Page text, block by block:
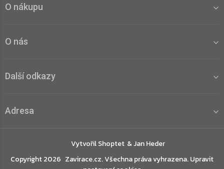
O nákupu
O nás
Další odkazy
Adresa
Vytvořil Shoptet
Copyright 2026 Zavirace.cz. Všechna práva vyhrazena.Upravit